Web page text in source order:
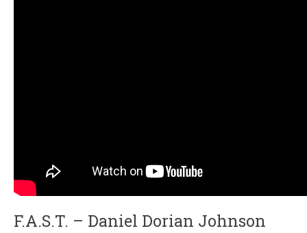
F.A.S.T. – Daniel Dorian Johnson